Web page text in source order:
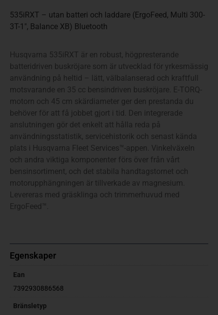
535iRXT – utan batteri och laddare (ErgoFeed, Multi 300-
3T-1″, Balance XB) Bluetooth
Husqvarna 535iRXT är en robust, högpresterande
batteridriven buskröjare som är utvecklad för yrkesmässig
användning på heltid – lätt, välbalanserad och kraftfull
motsvarande en 35 cc bensindriven buskröjare. E-TORQ-
motorn och 45 cm skärdiameter ger den prestanda du
behöver för att få jobbet gjort i tid. Den integrerade
anslutningen gör det enkelt att hålla reda på
användningsstatistik, servicehistorik och senast kända
plats i Husqvarna Fleet Services™-appen. Vinkelväxeln
och andra viktiga komponenter förs över från vårt
bensinsortiment, och det stabila handtagstornet och
motorupphängningen är tillverkade av magnesium.
Levereras med gräsklinga och trimmerhuvud med
ErgoFeed™.
Egenskaper
Ean
7392930886568
Bränsletyp